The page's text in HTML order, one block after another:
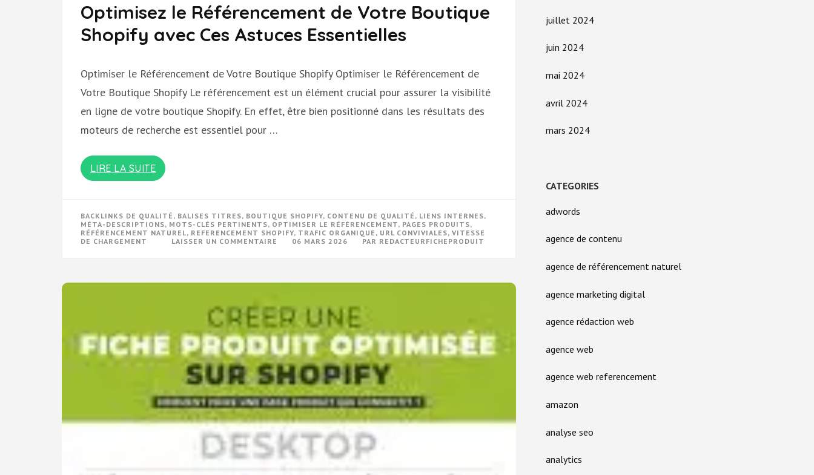
Optimisez le Référencement de Votre Boutique
Shopify avec Ces Astuces Essentielles
Optimiser le Référencement de Votre Boutique Shopify Optimiser le Référencement de
Votre Boutique Shopify Le référencement est un élément crucial pour assurer la visibilité
en ligne de votre boutique Shopify. En effet, être bien positionné dans les résultats des
moteurs de recherche est essentiel pour …
LIRE LA SUITE
BACKLINKS DE QUALITÉ , BALISES TITRES, BOUTIQUE SHOPIFY, CONTENU DE QUALITÉ , LIENS INTERNES,
MÉTA-DESCRIPTIONS, MOTS-CLÉS PERTINENTS, OPTIMISER LE RÉFÉRENCEMENT, PAGES PRODUITS,
RÉFÉRENCEMENT NATUREL, REFERENCEMENT SHOPIFY, TRAFIC ORGANIQUE , URL CONVIVIALES, VITESSE
DE CHARGEMENT
LAISSER UN COMMENTAIRE
SUR
VOTRE
AVEC
CES
ASTUCES
ESSENTIELLES
06 MARS 2026 PAR REDACTEURFICHEPRODUIT
juillet 2024
juin 2024
mai 2024
avril 2024
mars 2024
CATEGORIES
adwords
agence de contenu
agence de référencement naturel
agence marketing digital
agence rédaction web
agence web
agence web referencement
amazon
analyse seo
analytics